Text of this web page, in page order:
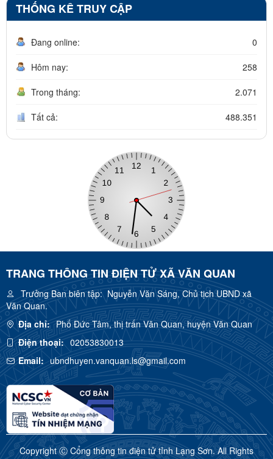
THỐNG KÊ TRUY CẬP
Đang online: 0
Hôm nay: 258
Trong tháng: 2.071
Tất cả: 488.351
TRANG THÔNG TIN ĐIỆN TỬ XÃ VĂN QUAN
Trưởng Ban biên tập:Nguyễn Văn Sáng, Chủ tịch UBND xã
Văn Quan.
Địa chỉ: Phố Đức Tâm, thị trấn Văn Quan, huyện Văn Quan
Điện thoại: 02053830013
Email: ubndhuyen.vanquan.ls@gmail.com
Copyright Ⓒ Cổng thông tin điện tử tỉnh Lạng Sơn. All Rights